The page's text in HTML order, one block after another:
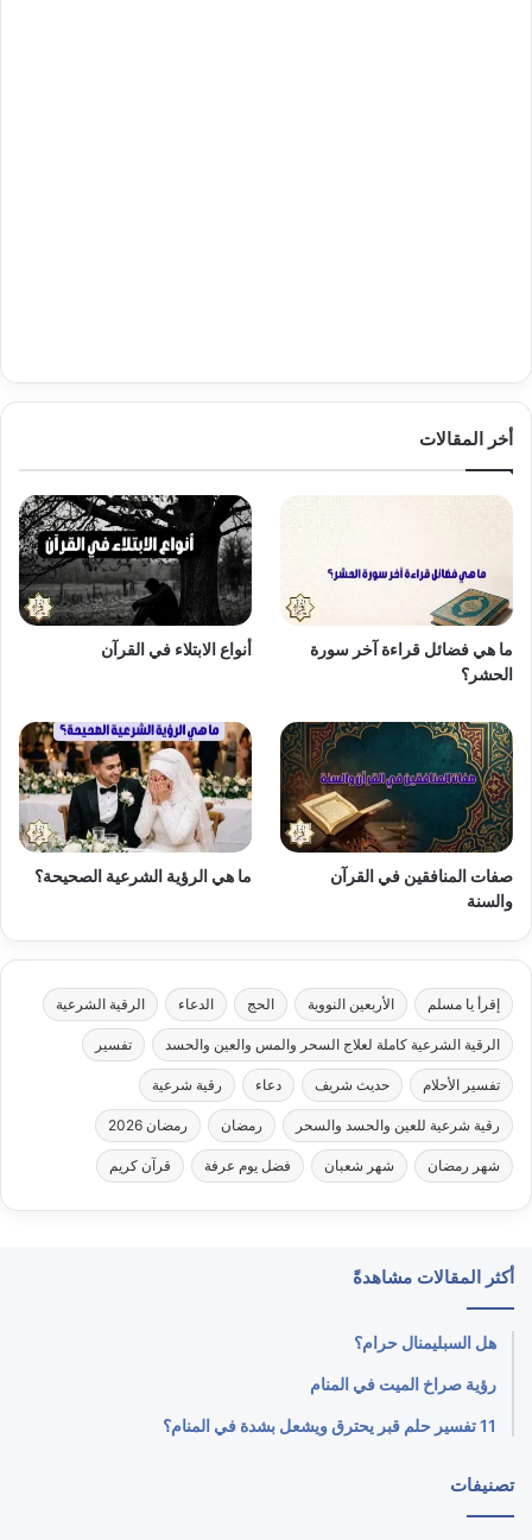
أخر المقالات
ما هي فضائل قراءة آخر سورة
الحشر؟
أنواع الابتلاء في القرآن
صفات المنافقين في القرآن
والسنة
ما هي الرؤية الشرعية الصحيحة؟
إقرأ يا مسلم الأربعين النووية الحج الدعاء الرقية الشرعية
الرقية الشرعية كاملة لعلاج السحر والمس والعين والحسد تفسير
تفسير الأحلام حديث شريف دعاء رقية شرعية
رقية شرعية للعين والحسد والسحر رمضان رمضان 2026
شهر رمضان شهر شعبان فضل يوم عرفة قرآن كريم
أكثر المقالات مشاهدةً
هل السبليمنال حرام؟
رؤية صراخ الميت في المنام
11 تفسير حلم قبر يحترق ويشعل بشدة في المنام؟
تصنيفات